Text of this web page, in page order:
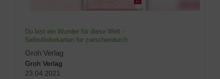
Du bist ein Wunder für diese Welt -
Selbstliebekarten für zwischendurch
Groh Verlag
Groh Verlag
23.04.2021